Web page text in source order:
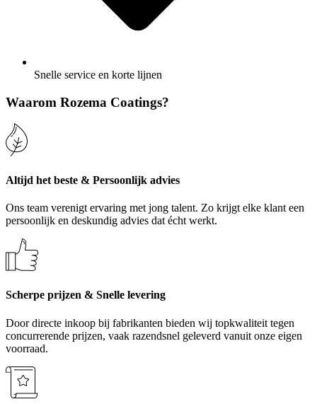
Snelle service en korte lijnen
Waarom Rozema Coatings?
Altijd het beste & Persoonlijk advies
Ons team verenigt ervaring met jong talent. Zo krijgt elke klant een
persoonlijk en deskundig advies dat écht werkt.
Scherpe prijzen & Snelle levering
Door directe inkoop bij fabrikanten bieden wij topkwaliteit tegen
concurrerende prijzen, vaak razendsnel geleverd vanuit onze eigen
voorraad.